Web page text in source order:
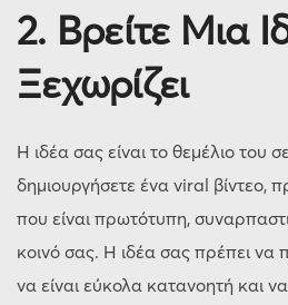
2. Βρείτε Μια
Ξεχωρίζει
Η ιδέα σας είναι το θεμέλιο του
δημιουργήσετε ένα viral βίντεο,
που είναι πρωτότυπη,
κοινό σας. Η ιδέα σας πρέπει να
να είναι εύκολα κατανοητή και